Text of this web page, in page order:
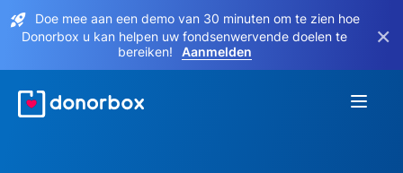
Doe mee aan een demo van 30 minuten om te zien hoe
Donorbox u kan helpen uw fondsenwervende doelen te
bereiken!
Aanmelden
×